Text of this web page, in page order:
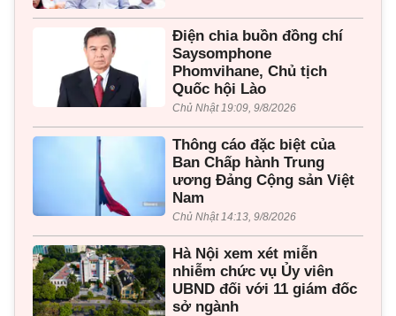
Điện chia buồn đồng chí
Saysomphone
Phomvihane, Chủ tịch
Quốc hội Lào
Chủ Nhật 19:09, 9/8/2026
Thông cáo đặc biệt của
Ban Chấp hành Trung
ương Đảng Cộng sản Việt
Nam
Chủ Nhật 14:13, 9/8/2026
Hà Nội xem xét miễn
nhiễm chức vụ Ủy viên
UBND đối với 11 giám đốc
sở ngành